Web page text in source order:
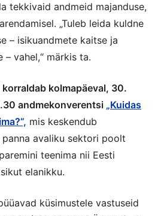
tekkivaid andmeid majanduse,
„Tuleb leida kuldne
– isikuandmete kaitse ja
– vahel,“ märkis ta.
kolmapäeval, 30.
andmekonverentsi „Kuidas
mis keskendub
avaliku sektori poolt
teenima nii Eesti
elanikku.
küsimustele vastuseid